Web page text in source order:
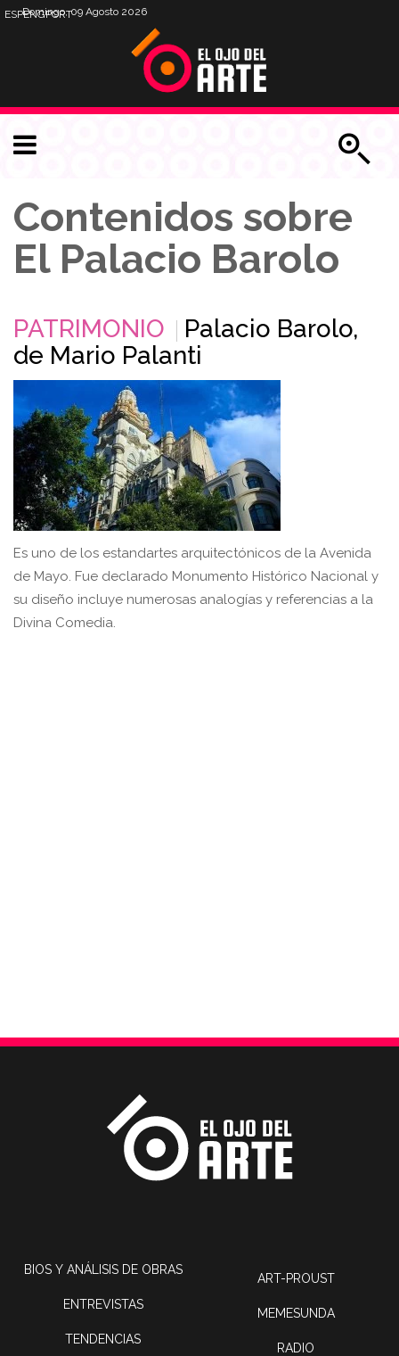
Domingo, 09 Agosto 2026
ESPENGPORT
Contenidos sobre
El Palacio Barolo
PATRIMONIO
Palacio Barolo,
de Mario Palanti
Es uno de los estandartes arquitectónicos de la Avenida
de Mayo. Fue declarado Monumento Histórico Nacional y
su diseño incluye numerosas analogías y referencias a la
Divina Comedia.
BIOS Y ANÁLISIS DE OBRAS
ENTREVISTAS
TENDENCIAS
ART-PROUST
MEMESUNDA
RADIO